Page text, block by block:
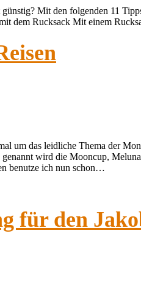
Mit den folgenden 11
dem Rucksack Mit einem
um das leidliche Thema der
wird die Mooncup,
benutze ich nun schon…
für den